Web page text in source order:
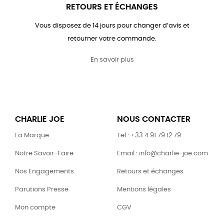
RETOURS ET ÉCHANGES
Vous disposez de 14 jours pour changer d’avis et
retourner votre commande.
En savoir plus
CHARLIE JOE
La Marque
Notre Savoir-Faire
Nos Engagements
Parutions Presse
Mon compte
NOUS CONTACTER
Tel : +33 4 91 79 12 79
Email : info@charlie-joe.com
Retours et échanges
Mentions légales
CGV